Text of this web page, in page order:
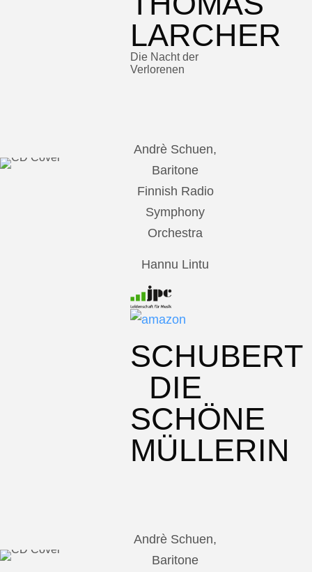
LARCHER
Die Nacht der
Verlorenen
Andrè Schuen,
Baritone
Finnish Radio
Symphony
Orchestra
Hannu Lintu
SCHUBERT
DIE
SCHÖNE
MÜLLERIN
Andrè Schuen,
Baritone